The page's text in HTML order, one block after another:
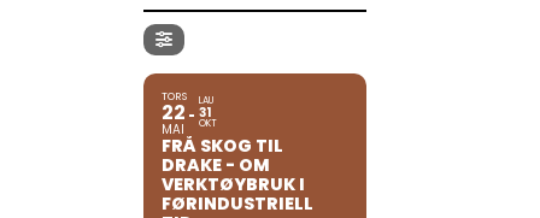
TORS
22
MAI
LAU
31
OKT
FRÅ SKOG TIL
DRAKE - OM
VERKTØYBRUK I
FØRINDUSTRIELL